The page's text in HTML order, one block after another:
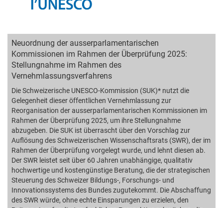
Neuordnung der ausserparlamentarischen
Kommissionen im Rahmen der Überprüfung 2025:
Stellungnahme im Rahmen des
Vernehmlassungsverfahrens
Die Schweizerische UNESCO-Kommission (SUK)* nutzt die
Gelegenheit dieser öffentlichen Vernehmlassung zur
Reorganisation der ausserparlamentarischen Kommissionen im
Rahmen der Überprüfung 2025, um ihre Stellungnahme
abzugeben. Die SUK ist überrascht über den Vorschlag zur
Auflösung des Schweizerischen Wissenschaftsrats (SWR), der im
Rahmen der Überprüfung vorgelegt wurde, und lehnt diesen ab.
Der SWR leistet seit über 60 Jahren unabhängige, qualitativ
hochwertige und kostengünstige Beratung, die der strategischen
Steuerung des Schweizer Bildungs-, Forschungs- und
Innovationssystems des Bundes zugutekommt. Die Abschaffung
des SWR würde, ohne echte Einsparungen zu erzielen, den